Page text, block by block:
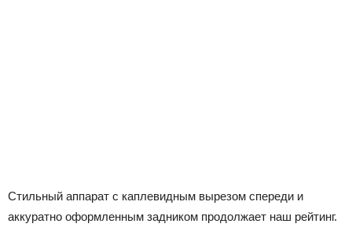
Стильный аппарат с каплевидным вырезом спереди и
аккуратно оформленным задником продолжает наш рейтинг.